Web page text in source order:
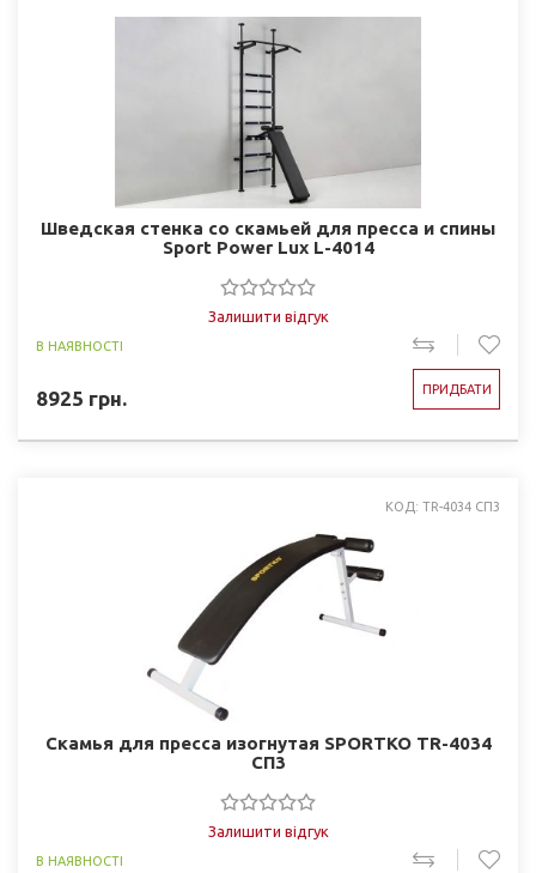
Шведская стенка со скамьей для пресса и спины
Sport Power Lux L-4014
Залишити відгук
В НАЯВНОСТІ
8925 грн. ПРИДБАТИ
КОД: TR-4034 СП3
Скамья для пресса изогнутая SPORTKO TR-4034
СП3
Залишити відгук
В НАЯВНОСТІ